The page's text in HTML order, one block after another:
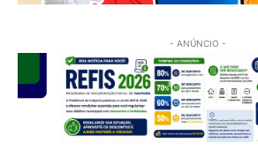
- ANÚNCIO -